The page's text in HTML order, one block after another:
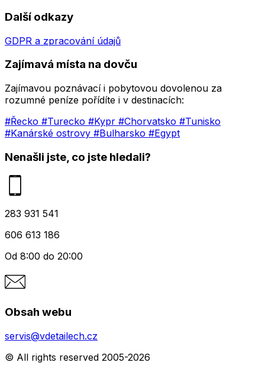
Další odkazy
GDPR a zpracování údajů
Zajímavá místa na dovču
Zajímavou poznávací i pobytovou dovolenou za
rozumné peníze pořídíte i v destinacích:
#Řecko #Turecko #Kypr #Chorvatsko #Tunisko
#Kanárské ostrovy #Bulharsko #Egypt
Nenašli jste, co jste hledali?
283 931 541
606 613 186
Od 8:00 do 20:00
Obsah webu
servis@vdetailech.cz
© All rights reserved 2005-2026